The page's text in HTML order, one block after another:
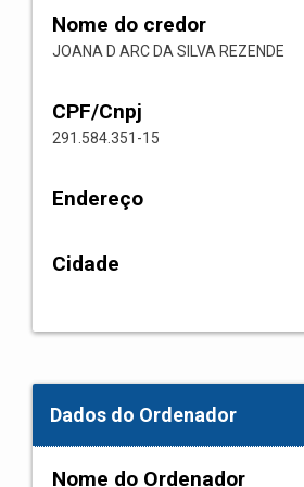
Nome do credor
JOANA D ARC DA SILVA REZENDE
CPF/Cnpj
291.584.351-15
Endereço
Cidade
Dados do Ordenador
Nome do Ordenador